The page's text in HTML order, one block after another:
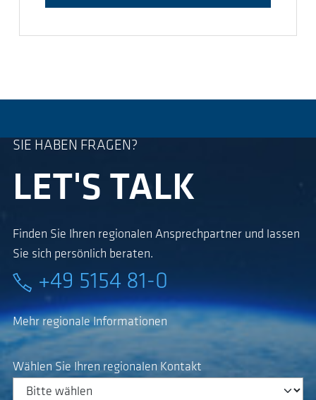
SIE HABEN FRAGEN?
LET'S TALK
Finden Sie Ihren regionalen Ansprechpartner und lassen
Sie sich persönlich beraten.
+49 5154 81-0
Mehr regionale Informationen
Wählen Sie Ihren regionalen Kontakt